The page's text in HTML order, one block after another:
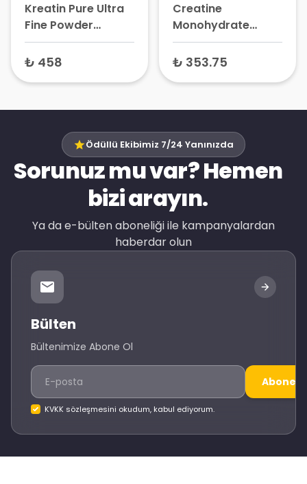
Kreatin Pure Ultra
Fine Powder
Sporcu Besini
Takviye Edici Gıda
₺ 458
Creatine
Monohydrate
Powder Super
Micronized Protein
₺ 353.75
Ödüllü Ekibimiz 7/24 Yanınızda
Sorunuz mu var? Hemen
bizi arayın.
Ya da e-bülten aboneliği ile kampanyalardan
haberdar olun
Bülten
Bültenimize Abone Ol
Abone
KVKK sözleşmesini okudum, kabul ediyorum.